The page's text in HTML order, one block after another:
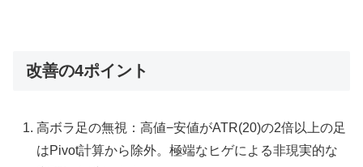
改善の4ポイント
高ボラ足の無視：高値−安値がATR(20)の2倍以上の足
はPivot計算から除外。極端なヒゲによる非現実的な